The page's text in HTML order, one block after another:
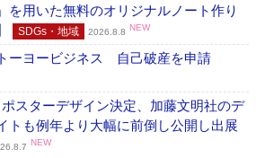
を用いた無料のオリジナルノート作り
SDGs・地域 2026.8.8 NEW
ーヨービジネス 自己破産を申請
スターデザイン決定、加藤文明社のデ
も例年より大幅に前倒し公開し出展
NEW